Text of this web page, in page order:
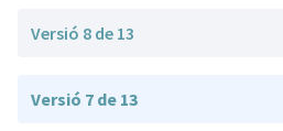
Versió 8 de 13
Versió 7 de 13